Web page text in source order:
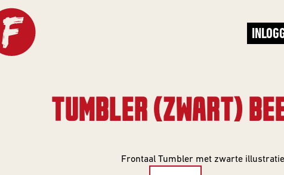
TUMBLER (ZWART)
Frontaal Tumbler met zwarte illustratie